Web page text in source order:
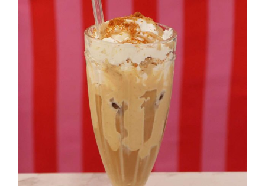
Biscoff freddo cappuccino